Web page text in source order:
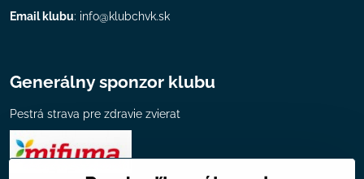
Email klubu: info@klubchvk.sk
Generálny sponzor klubu
Pestrá strava pre zdravie zvierat